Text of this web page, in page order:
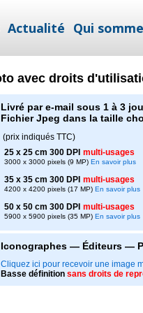
Actualité Qui